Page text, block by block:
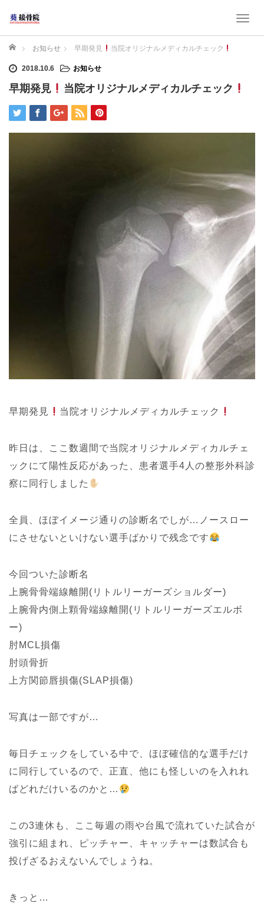
T
t
i
n
ホーム お知らせ 早期発見 当院オリジナルメディカルチェック
2018.10.6 お知らせ
早期発見 当院オリジナルメディカルチェック
早期発見 当院オリジナルメディカルチェック
昨日は、ここ数週間で当院オリジナルメディカルチェ
ックにて陽性反応があった、患者選手4人の整形外科診
察に同行しました
全員、ほぼイメージ通りの診断名でしが…ノースロー
にさせないといけない選手ばかりで残念です
今回ついた診断名
上腕骨骨端線離開(リトルリーガーズショルダー)
上腕骨内側上顆骨端線離開(リトルリーガーズエルボ
ー)
肘MCL損傷
肘頭骨折
上方関節唇損傷(SLAP損傷)
写真は一部ですが…
毎日チェックをしている中で、ほぼ確信的な選手だけ
に同行しているので、正直、他にも怪しいのを入れれ
ばどれだけいるのかと…
この3連休も、ここ毎週の雨や台風で流れていた試合が
強引に組まれ、ピッチャー、キャッチャーは数試合も
投げざるおえないんでしょうね。
きっと…